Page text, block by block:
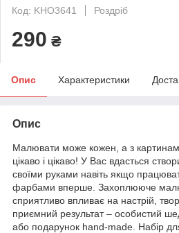
Код: KHO3641
Роздріб
290 ₴
Опис Характеристики
Опис
Малювати може кожен, а з
цікаво і цікаво! У Вас вдасться
своїми руками навіть якщо
фарбами вперше. Захоплююче
сприятливо впливає на настрій,
приємний результат – особистий
або подарунок hand-made. Набір